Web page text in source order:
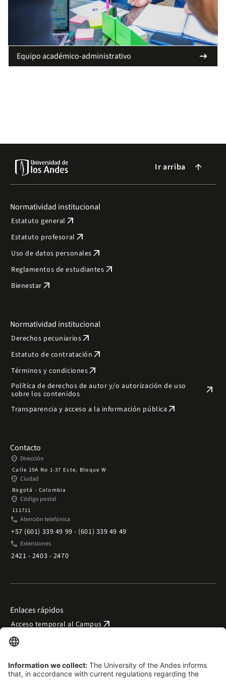
Equipo académico-administrativo arrow_right_alt
Ir arriba arrow_forward
Normatividad institucional
Estatuto general arrow_outward
Estatuto profesoral arrow_outward
Uso de datos personales arrow_outward
Reglamentos de estudiantes arrow_outward
Bienestar arrow_outward
Normatividad institucional
Derechos pecuniariosarrow_outward
Estatuto de contratación arrow_outward
Términos y condicionesarrow_outward
Política de derechos de autor y/o autorización de uso
sobre los contenidos
arrow_outward
Transparencia y acceso a la información pública arrow_outward
Contacto
place Dirección
Calle 19A No 1-37 Este, Bloque W
place Ciudad
Bogotá - Colombia
place Código postal
111711
phone Atención telefónica
+57 (601) 339 49 99 - (601) 339 49 49
phone Extensiones
2421 - 2403 - 2470
Enlaces rápidos
Acceso temporal al Campusarrow_outward
Trabaje con nosotros
Preguntas frecuentesarrow_outward